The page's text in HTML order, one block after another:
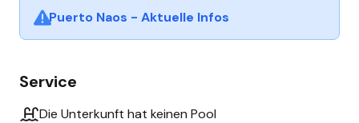
Puerto Naos - Aktuelle Infos
Service
Die Unterkunft hat keinen Pool